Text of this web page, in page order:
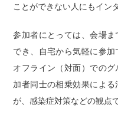
ことができない人にもイン
参加者にとっては、会場
でき、自宅から気軽に参加
オフライン（対面）での
加者同士の相乗効果によ
が、感染症対策などの観点